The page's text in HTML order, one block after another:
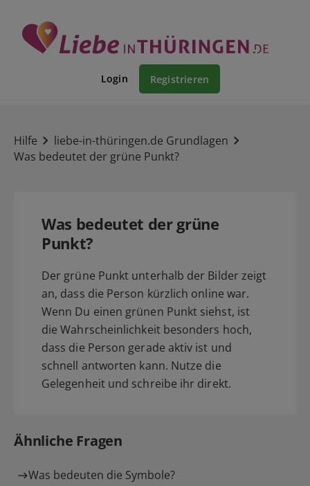
Login Registrieren
Hilfe
liebe-in-thüringen.de Grundlagen
Was bedeutet der grüne Punkt?
Was bedeutet der grüne
Punkt?
Der grüne Punkt unterhalb der Bilder zeigt
an, dass die Person kürzlich online war.
Wenn Du einen grünen Punkt siehst, ist
die Wahrscheinlichkeit besonders hoch,
dass die Person gerade aktiv ist und
schnell antworten kann. Nutze die
Gelegenheit und schreibe ihr direkt.
Ähnliche Fragen
Was bedeuten die Symbole?